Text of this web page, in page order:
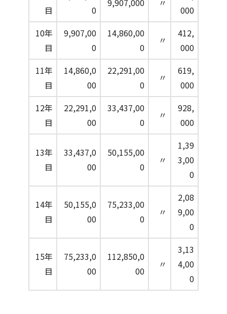
目
0
000
10年
目
9,907,00
0
14,860,00
0
〃
412,
000
11年
目
14,860,0
00
22,291,00
0
〃
619,
000
12年
目
22,291,0
00
33,437,00
0
〃
928,
000
13年
目
33,437,0
00
50,155,00
0
〃
1,39
3,00
0
14年
目
50,155,0
00
75,233,00
0
〃
2,08
9,00
0
15年
目
75,233,0
00
112,850,0
00
〃
3,13
4,00
0